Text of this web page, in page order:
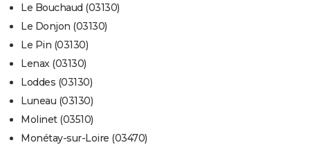
Le Bouchaud (03130)
Le Donjon (03130)
Le Pin (03130)
Lenax (03130)
Loddes (03130)
Luneau (03130)
Molinet (03510)
Monétay-sur-Loire (03470)